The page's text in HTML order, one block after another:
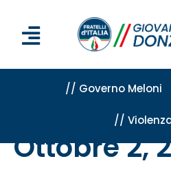
// Governo Meloni
//
Archivi per 2
Ottobre 2,